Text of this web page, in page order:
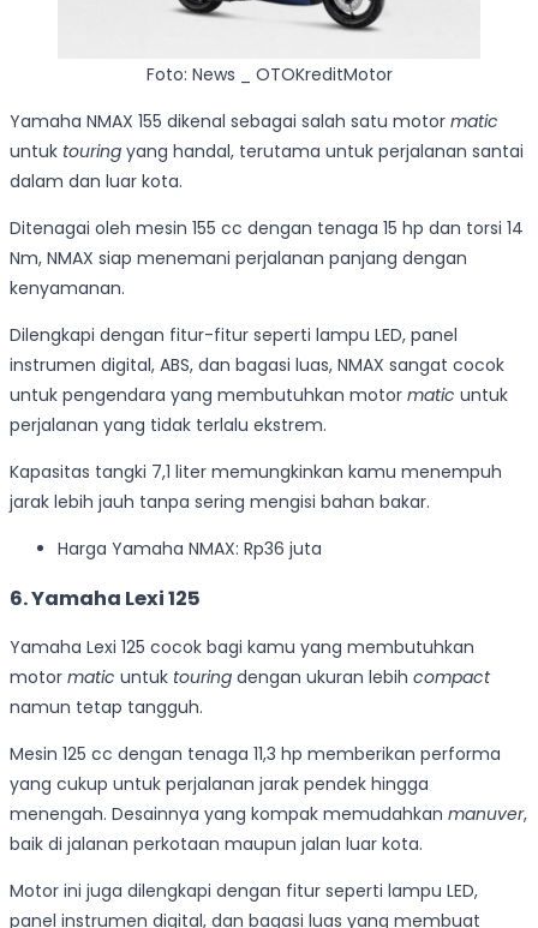
Foto: News _ OTOKreditMotor
Yamaha NMAX 155 dikenal sebagai salah satu motor matic
untuk touring yang handal, terutama untuk perjalanan santai
dalam dan luar kota.
Ditenagai oleh mesin 155 cc dengan tenaga 15 hp dan torsi 14
Nm, NMAX siap menemani perjalanan panjang dengan
kenyamanan.
Dilengkapi dengan fitur-fitur seperti lampu LED, panel
instrumen digital, ABS, dan bagasi luas, NMAX sangat cocok
untuk pengendara yang membutuhkan motor matic untuk
perjalanan yang tidak terlalu ekstrem.
Kapasitas tangki 7,1 liter memungkinkan kamu menempuh
jarak lebih jauh tanpa sering mengisi bahan bakar.
Harga Yamaha NMAX: Rp36 juta
6. Yamaha Lexi 125
Yamaha Lexi 125 cocok bagi kamu yang membutuhkan
motor matic untuk touring dengan ukuran lebih compact
namun tetap tangguh.
Mesin 125 cc dengan tenaga 11,3 hp memberikan performa
yang cukup untuk perjalanan jarak pendek hingga
menengah. Desainnya yang kompak memudahkan manuver,
baik di jalanan perkotaan maupun jalan luar kota.
Motor ini juga dilengkapi dengan fitur seperti lampu LED,
panel instrumen digital, dan bagasi luas yang membuat